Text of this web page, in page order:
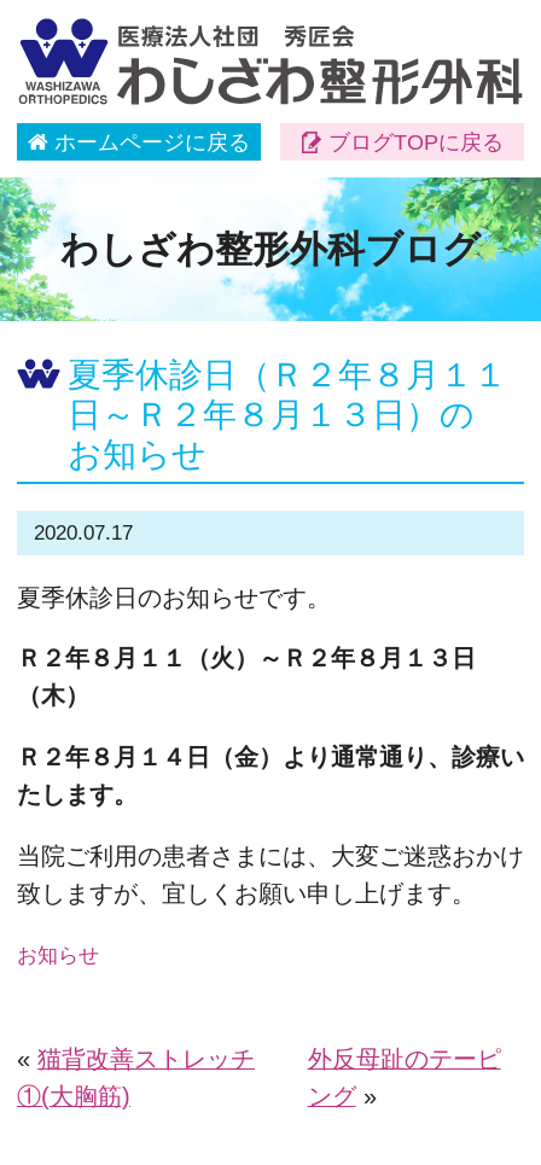
ホームページに戻る ブログTOPに戻る
わしざわ整形外科ブログ
夏季休診日（Ｒ２年８月１１
日～Ｒ２年８月１３日）の
お知らせ
2020.07.17
夏季休診日のお知らせです。
Ｒ２年８月１１（火）～Ｒ２年８月１３日
（木）
Ｒ２年８月１４日（金）より通常通り、診療い
たします。
当院ご利用の患者さまには、大変ご迷惑おかけ
致しますが、宜しくお願い申し上げます。
お知らせ
« 猫背改善ストレッチ
①(大胸筋)
外反母趾のテーピ
ング»